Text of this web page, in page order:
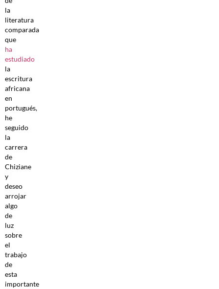
la
literatura
comparada
que
ha
estudiado
la
escritura
africana
en
portugués,
he
seguido
la
carrera
de
Chiziane
y
deseo
arrojar
algo
de
luz
sobre
el
trabajo
de
esta
importante